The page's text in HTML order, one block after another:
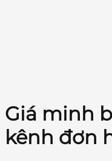
Giá minh
kênh đơn